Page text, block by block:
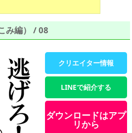
み編） / 08
クリエイター情報
LINEで紹介する
ダウンロードはアプ
リから